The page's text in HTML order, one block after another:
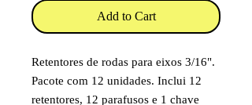
Add to Cart
Retentores de rodas para eixos 3/16".
Pacote com 12 unidades. Inclui 12
retentores, 12 parafusos e 1 chave